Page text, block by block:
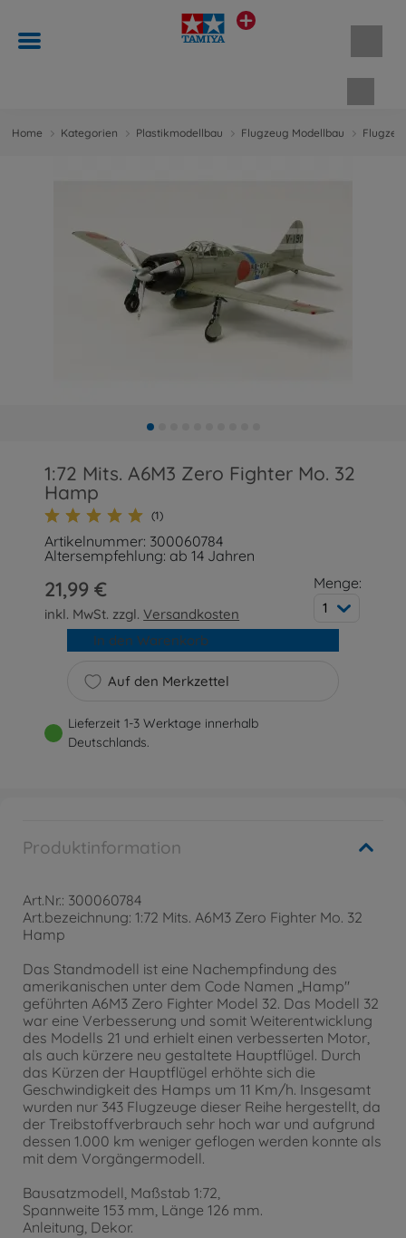
Home Kategorien Plastikmodellbau Flugzeug Modellbau
1:72 Mits. A6M3 Zero Fighter Mo. 32
Hamp
(1)
Artikelnummer: 300060784
Altersempfehlung: ab 14 Jahren
21,99 €
inkl. MwSt. zzgl.Versandkosten
Menge:
1
Auf den Merkzettel
In den Warenkorb
Lieferzeit 1-3 Werktage innerhalb
Deutschlands.
Produktinformation
Art.Nr.: 300060784
Art.bezeichnung: 1:72 Mits. A6M3 Zero Fighter Mo. 32
Hamp
Das Standmodell ist eine Nachempfindung des
amerikanischen unter dem Code Namen „Hamp"
geführten A6M3 Zero Fighter Model 32. Das Modell 32
war eine Verbesserung und somit Weiterentwicklung
des Modells 21 und erhielt einen verbesserten Motor,
als auch kürzere neu gestaltete Hauptflügel. Durch
das Kürzen der Hauptflügel erhöhte sich die
Geschwindigkeit des Hamps um 11 Km/h. Insgesamt
wurden nur 343 Flugzeuge dieser Reihe hergestellt, da
der Treibstoffverbrauch sehr hoch war und aufgrund
dessen 1.000 km weniger geflogen werden konnte als
mit dem Vorgängermodell.
Bausatzmodell, Maßstab 1:72,
Spannweite 153 mm, Länge 126 mm.
Anleitung, Dekor.